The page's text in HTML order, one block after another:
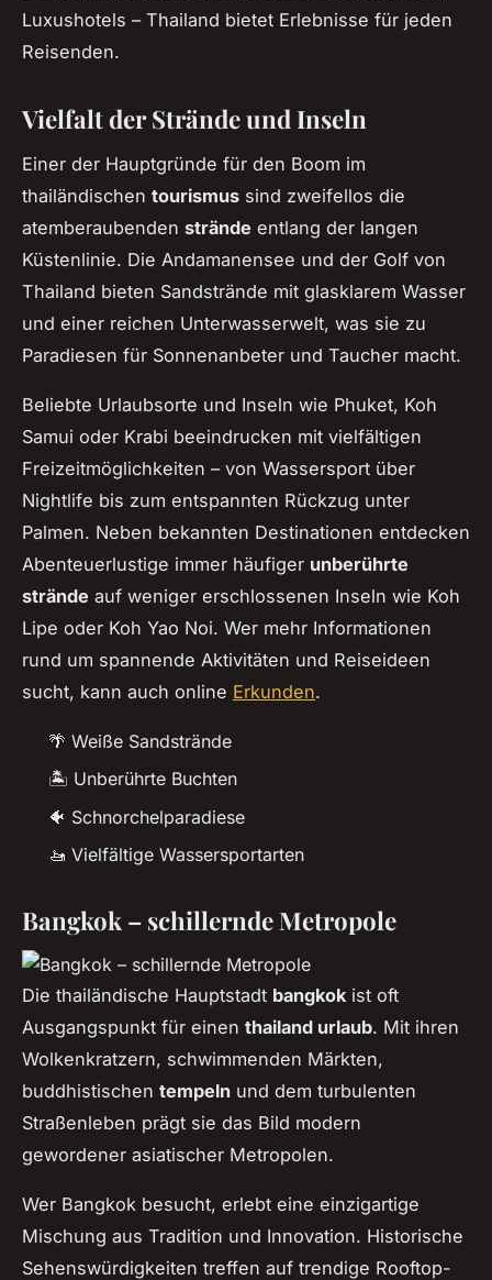
Luxushotels – Thailand bietet Erlebnisse für jeden
Reisenden.
Vielfalt der Strände und Inseln
Einer der Hauptgründe für den Boom im
thailändischen tourismus sind zweifellos die
atemberaubenden strände entlang der langen
Küstenlinie. Die Andamanensee und der Golf von
Thailand bieten Sandstrände mit glasklarem Wasser
und einer reichen Unterwasserwelt, was sie zu
Paradiesen für Sonnenanbeter und Taucher macht.
Beliebte Urlaubsorte und Inseln wie Phuket, Koh
Samui oder Krabi beeindrucken mit vielfältigen
Freizeitmöglichkeiten – von Wassersport über
Nightlife bis zum entspannten Rückzug unter
Palmen. Neben bekannten Destinationen entdecken
Abenteuerlustige immer häufiger unberührte
strände auf weniger erschlossenen Inseln wie Koh
Lipe oder Koh Yao Noi. Wer mehr Informationen
rund um spannende Aktivitäten und Reiseideen
sucht, kann auch online Erkunden.
🌴 Weiße Sandstrände
🏝️ Unberührte Buchten
🐠 Schnorchelparadiese
🚤 Vielfältige Wassersportarten
Bangkok – schillernde Metropole
Die thailändische Hauptstadt bangkok ist oft
Ausgangspunkt für einen thailand urlaub. Mit ihren
Wolkenkratzern, schwimmenden Märkten,
buddhistischen tempeln und dem turbulenten
Straßenleben prägt sie das Bild modern
gewordener asiatischer Metropolen.
Wer Bangkok besucht, erlebt eine einzigartige
Mischung aus Tradition und Innovation. Historische
Sehenswürdigkeiten treffen auf trendige Rooftop-